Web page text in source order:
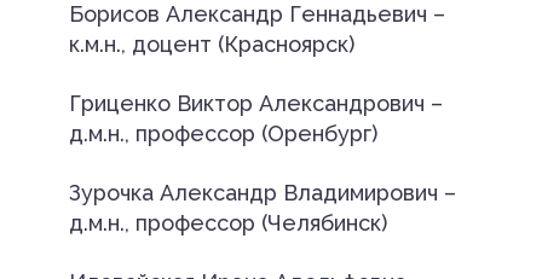
Борисов Александр Геннадьевич –
к.м.н., доцент (Красноярск)
Гриценко Виктор Александрович –
д.м.н., профессор (Оренбург)
Зурочка Александр Владимирович –
д.м.н., профессор (Челябинск)